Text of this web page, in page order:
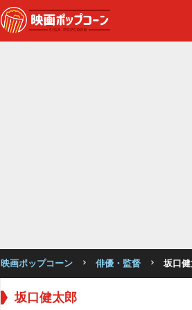
映画ポップコーン 俳優・監督 坂口
坂口健太郎